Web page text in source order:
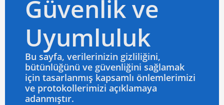
Güvenlik ve
Uyumluluk
Bu sayfa, verilerinizin gizliliğini,
bütünlüğünü ve güvenliğini sağlamak
için tasarlanmış kapsamlı önlemlerimizi
ve protokollerimizi açıklamaya
adanmıştır.